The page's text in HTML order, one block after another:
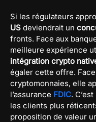
Si les régulateurs
US deviendrait un
fronts. Face aux
meilleure expérience
intégration crypto
égaler cette offre.
cryptomonnaies, elle
l’assurance FDIC.
les clients plus
proposition de valeur